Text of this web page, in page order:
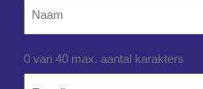
0 van 40 max. aantal karakters